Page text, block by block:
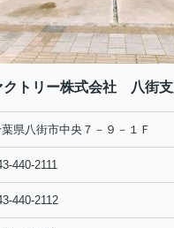
クトリー株式会社 八街
県八街市中央７－９－１Ｆ
440-2111
440-2112